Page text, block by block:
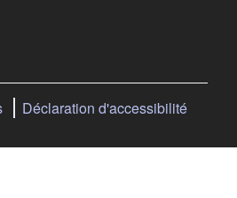
un nouvel onglet)
Déclaration d'accessibilité